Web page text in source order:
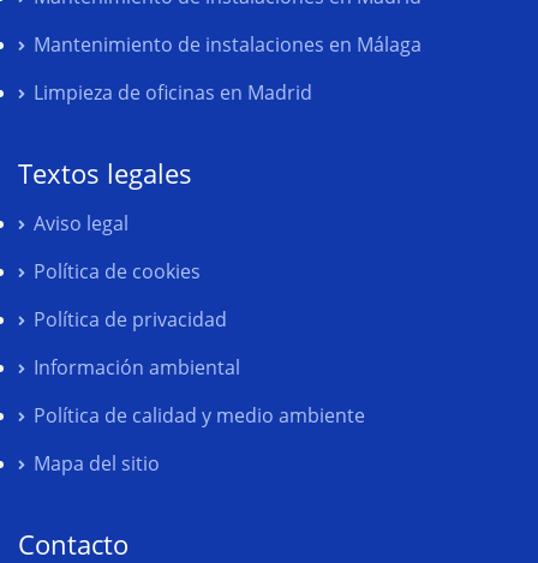
Mantenimiento de instalaciones en Málaga
Limpieza de oficinas en Madrid
Textos legales
Aviso legal
Política de cookies
Política de privacidad
Información ambiental
Política de calidad y medio ambiente
Mapa del sitio
Contacto